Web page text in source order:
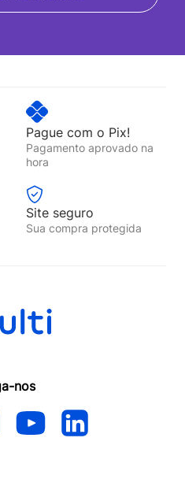
Pague com o Pix!
Pagamento aprovado na
hora
Site seguro
Sua compra protegida
nos